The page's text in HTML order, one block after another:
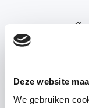
Deze website
We gebruiken